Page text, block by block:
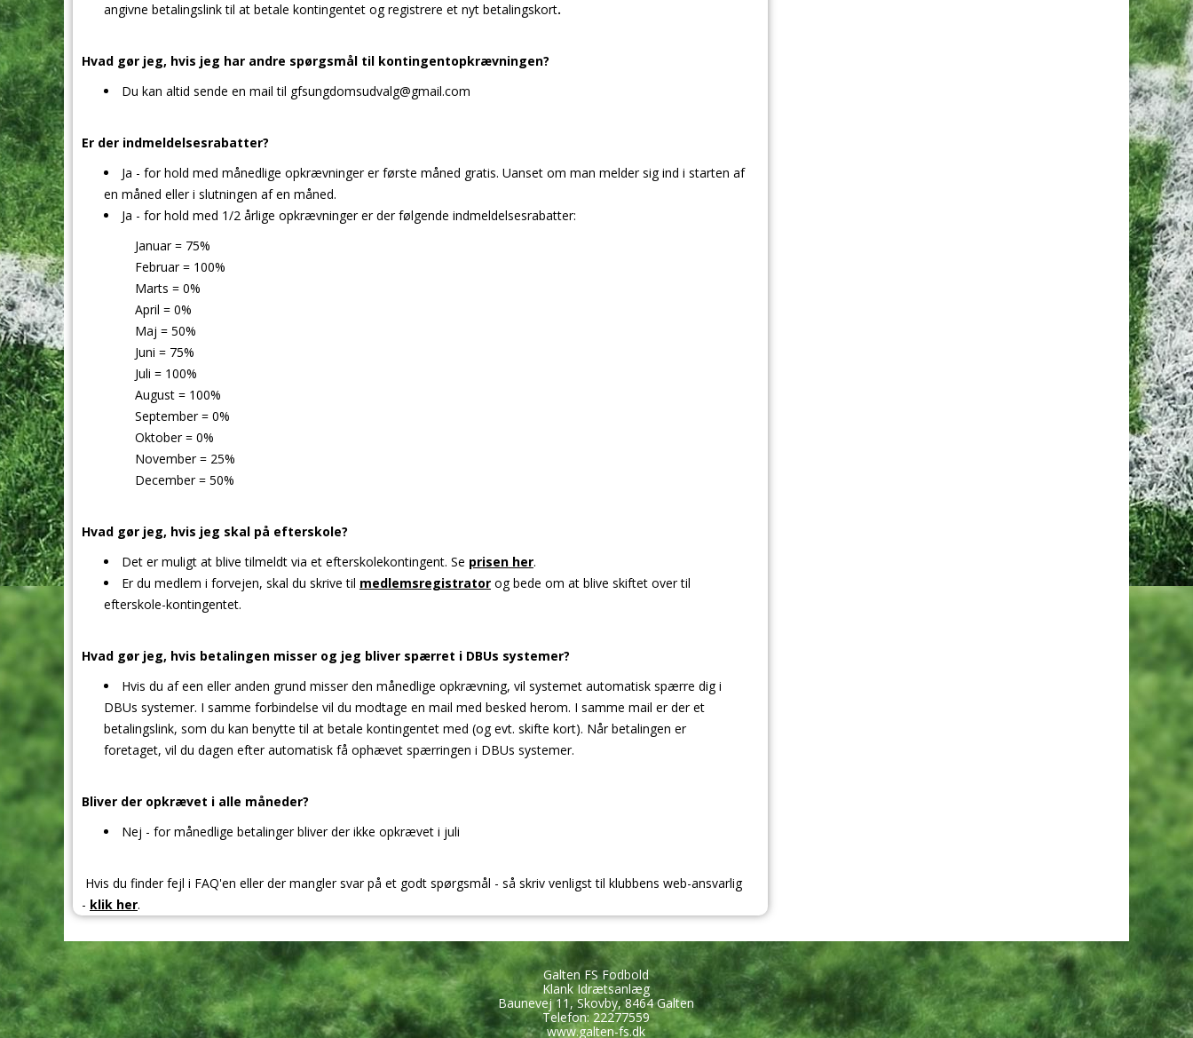
angivne betalingslink til at betale kontingentet og registrere et nyt betalingskort.
Hvad gør jeg, hvis jeg har andre spørgsmål til kontingentopkrævningen?
Du kan altid sende en mail til gfsungdomsudvalg@gmail.com
Er der indmeldelsesrabatter?
Ja - for hold med månedlige opkrævninger er første måned gratis. Uanset om man melder sig ind i starten af
en måned eller i slutningen af en måned.
Ja - for hold med 1/2 årlige opkrævninger er der følgende indmeldelsesrabatter:
Januar = 75%
Februar = 100%
Marts = 0%
April = 0%
Maj = 50%
Juni = 75%
Juli = 100%
August = 100%
September = 0%
Oktober = 0%
November = 25%
December = 50%
Hvad gør jeg, hvis jeg skal på efterskole?
Det er muligt at blive tilmeldt via et efterskolekontingent. Se prisen her.
Er du medlem i forvejen, skal du skrive til medlemsregistrator og bede om at blive skiftet over til
efterskole-kontingentet.
Hvad gør jeg, hvis betalingen misser og jeg bliver spærret i DBUs systemer?
Hvis du af een eller anden grund misser den månedlige opkrævning, vil systemet automatisk spærre dig i
DBUs systemer. I samme forbindelse vil du modtage en mail med besked herom. I samme mail er der et
betalingslink, som du kan benytte til at betale kontingentet med (og evt. skifte kort). Når betalingen er
foretaget, vil du dagen efter automatisk få ophævet spærringen i DBUs systemer.
Bliver der opkrævet i alle måneder?
Nej - for månedlige betalinger bliver der ikke opkrævet i juli
Hvis du finder fejl i FAQ'en eller der mangler svar på et godt spørgsmål - så skriv venligst til klubbens web-ansvarlig
- klik her.
Galten FS Fodbold
Klank Idrætsanlæg
Baunevej 11, Skovby, 8464 Galten
Telefon: 22277559
www.galten-fs.dk